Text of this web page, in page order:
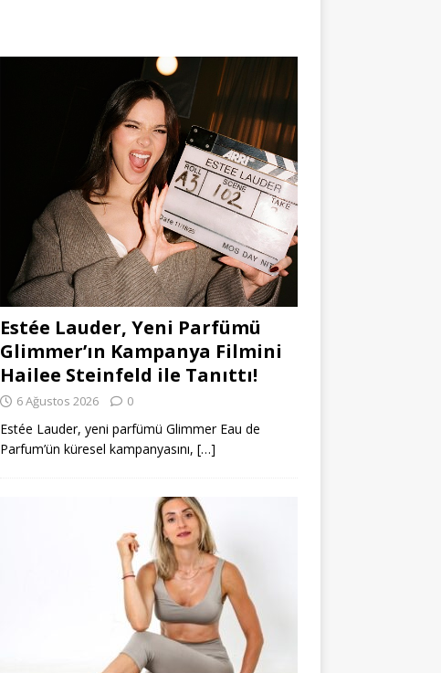
Estée Lauder, Yeni Parfümü
Glimmer’ın Kampanya Filmini
Hailee Steinfeld ile Tanıttı!
6 Ağustos 2026 0
Estée Lauder, yeni parfümü Glimmer Eau de
Parfum’ün küresel kampanyasını, […]